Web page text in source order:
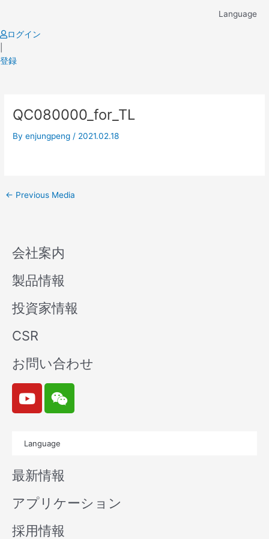
content
Language
ログイン
登録
QC080000_for_TL
Byenjungpeng / 2021.02.18
navigation
← Previous Media
会社案内
製品情報
投資家情報
CSR
お問い合わせ
Y
o
u
b
e
W
e
i
n
Language
最新情報
アプリケーション
採用情報